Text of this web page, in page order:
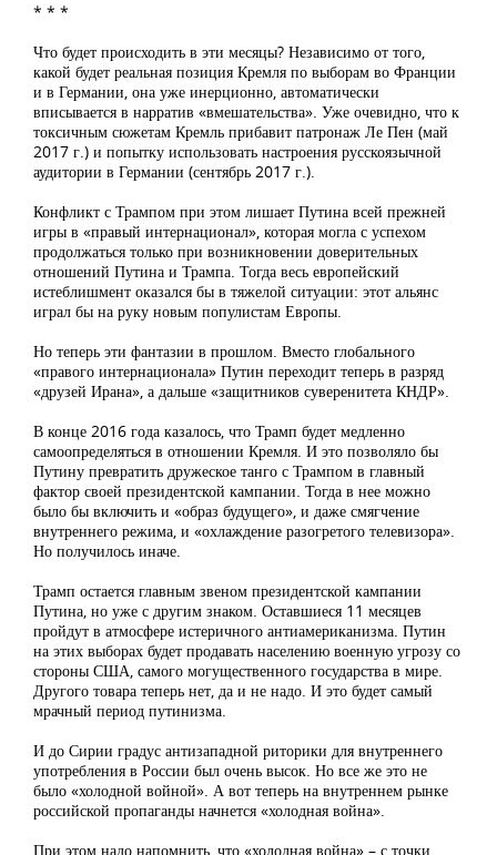
* * *
Что будет происходить в эти месяцы? Независимо от того,
какой будет реальная позиция Кремля по выборам во Франции
и в Германии, она уже инерционно, автоматически
вписывается в нарратив «вмешательства». Уже очевидно, что к
токсичным сюжетам Кремль прибавит патронаж Ле Пен (май
2017 г.) и попытку использовать настроения русскоязычной
аудитории в Германии (сентябрь 2017 г.).
Конфликт с Трампом при этом лишает Путина всей прежней
игры в «правый интернационал», которая могла с успехом
продолжаться только при возникновении доверительных
отношений Путина и Трампа. Тогда весь европейский
истеблишмент оказался бы в тяжелой ситуации: этот альянс
играл бы на руку новым популистам Европы.
Но теперь эти фантазии в прошлом. Вместо глобального
«правого интернационала» Путин переходит теперь в разряд
«друзей Ирана», а дальше «защитников суверенитета КНДР».
В конце 2016 года казалось, что Трамп будет медленно
самоопределяться в отношении Кремля. И это позволяло бы
Путину превратить дружеское танго с Трампом в главный
фактор своей президентской кампании. Тогда в нее можно
было бы включить и «образ будущего», и даже смягчение
внутреннего режима, и «охлаждение разогретого телевизора».
Но получилось иначе.
Трамп остается главным звеном президентской кампании
Путина, но уже с другим знаком. Оставшиеся 11 месяцев
пройдут в атмосфере истеричного антиамериканизма. Путин
на этих выборах будет продавать населению военную угрозу со
стороны США, самого могущественного государства в мире.
Другого товара теперь нет, да и не надо. И это будет самый
мрачный период путинизма.
И до Сирии градус антизападной риторики для внутреннего
употребления в России был очень высок. Но все же это не
было «холодной войной». А вот теперь на внутреннем рынке
российской пропаганды начнется «холодная война».
При этом надо напомнить, что «холодная война» – с точки